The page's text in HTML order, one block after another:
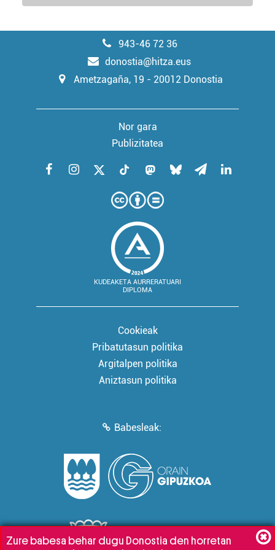
943-46 72 36
donostia@hitza.eus
Ametzagaña, 19 - 20012 Donostia
Nor gara
Publizitatea
KUDEAKETA AURRERATUARI
DIPLOMA
Cookieak
Pribatutasun politika
Argitalpen politika
Aniztasun politika
Babesleak:
Zure babesa behar dugu Donostia den horretan